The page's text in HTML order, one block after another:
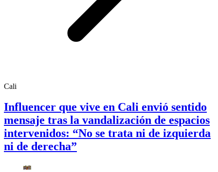
Cali
Influencer que vive en Cali envió sentido
mensaje tras la vandalización de espacios
intervenidos: “No se trata ni de izquierda
ni de derecha”